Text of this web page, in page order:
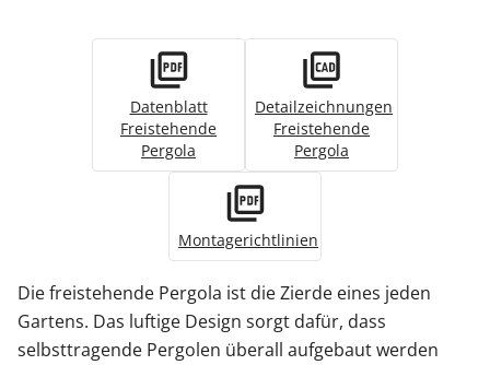
Datenblatt
Freistehende
Pergola
Detailzeichnungen
Freistehende
Pergola
Montagerichtlinien
Die freistehende Pergola ist die Zierde eines jeden
Gartens. Das luftige Design sorgt dafür, dass
selbsttragende Pergolen überall aufgebaut werden